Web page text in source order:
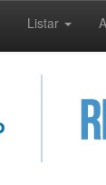
Listar